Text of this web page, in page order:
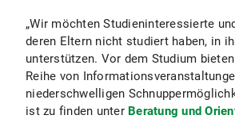
„Wir möchten Studieninteressierte
deren Eltern nicht studiert haben, in
unterstützen. Vor dem Studium
Reihe von
niederschwelligen
ist zu finden unter Beratung und